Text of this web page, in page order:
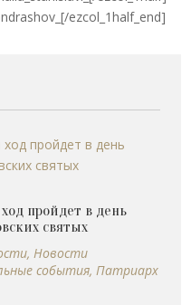
[/ezcol_1half_end]
пройдет в день
святых
,Новости
события,Патриарх